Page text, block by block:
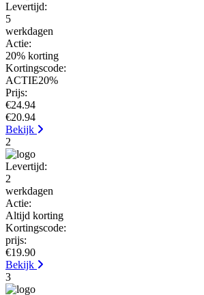
Levertijd:
5
werkdagen
Actie:
20% korting
Kortingscode:
ACTIE20%
Prijs:
€24.94
€20.94
Bekijk
2
Levertijd:
2
werkdagen
Actie:
Altijd korting
Kortingscode:
prijs:
€19.90
Bekijk
3